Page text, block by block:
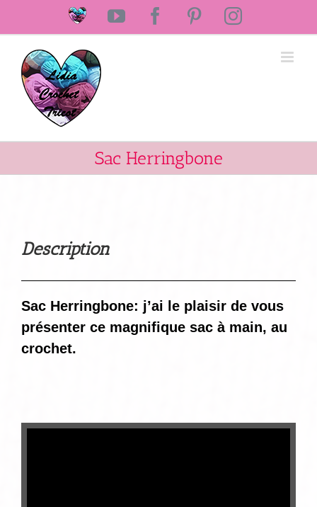
au
contenu
Laine
Lidia
Crochet
Tricot
YouTubeFacebookPinterestInstagram
Sac Herringbone
Description
Sac Herringbone: j’ai le plaisir de vous
présenter ce magnifique sac à main, au
crochet.